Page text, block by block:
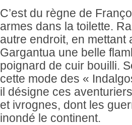
C’est du règne de
armes dans la toilette.
autre endroit, en mettant
Gargantua une belle
poignard de cuir bouilli.
cette mode des «
il désigne ces
et ivrognes, dont les
inondé le continent.